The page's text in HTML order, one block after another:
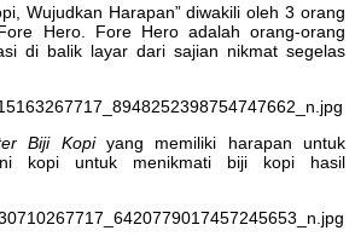
Wujudkan Harapan” diwakili oleh 3 orang
Hero. Fore Hero adalah orang-orang
di balik layar dari sajian nikmat segelas
Biji Kopi yang memiliki harapan untuk
kopi untuk menikmati biji kopi hasil